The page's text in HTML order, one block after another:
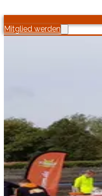
Mitglied werden